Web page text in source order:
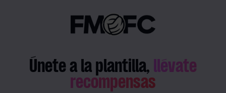
Únete a la plantilla, llévate
recompensas